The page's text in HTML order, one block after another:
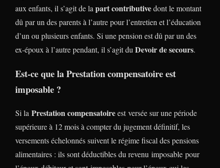
aux enfants, il s’agit de la part contributivedont le montant
dû par un des parents à l’autre pour l’entretien et l’éducation
d’un ou plusieurs enfants. Si une pension est dû par un des
ex-époux à l’autre pendant, il s’agit du Devoir de secours.
Est-ce que la Prestation compensatoire est
imposable ?
Si la Prestation compensatoireest versée sur une période
supérieure à 12 mois à compter du jugement définitif, les
versements échelonnés suivent le régime fiscal des pensions
alimentaires : ils sont déductibles du revenu imposable pour